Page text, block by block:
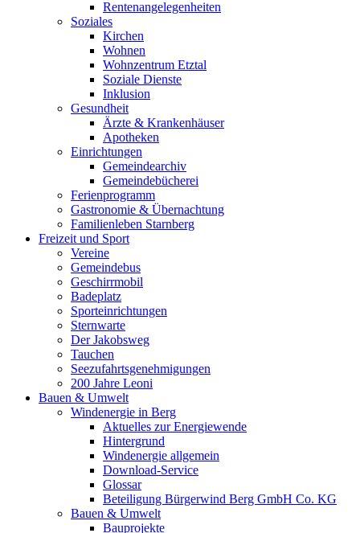
Rentenangelegenheiten
Soziales
Kirchen
Wohnen
Wohnzentrum Etztal
Soziale Dienste
Inklusion
Gesundheit
Ärzte & Krankenhäuser
Apotheken
Einrichtungen
Gemeindearchiv
Gemeindebücherei
Ferienprogramm
Gastronomie & Übernachtung
Familienleben Starnberg
Freizeit und Sport
Vereine
Gemeindebus
Geschirrmobil
Badeplatz
Sporteinrichtungen
Sternwarte
Der Jakobsweg
Tauchen
Seezufahrtsgenehmigungen
200 Jahre Leoni
Bauen & Umwelt
Windenergie in Berg
Aktuelles zur Energiewende
Hintergrund
Windenergie allgemein
Download-Service
Glossar
Beteiligung Bürgerwind Berg GmbH Co. KG
Bauen & Umwelt
Bauprojekte